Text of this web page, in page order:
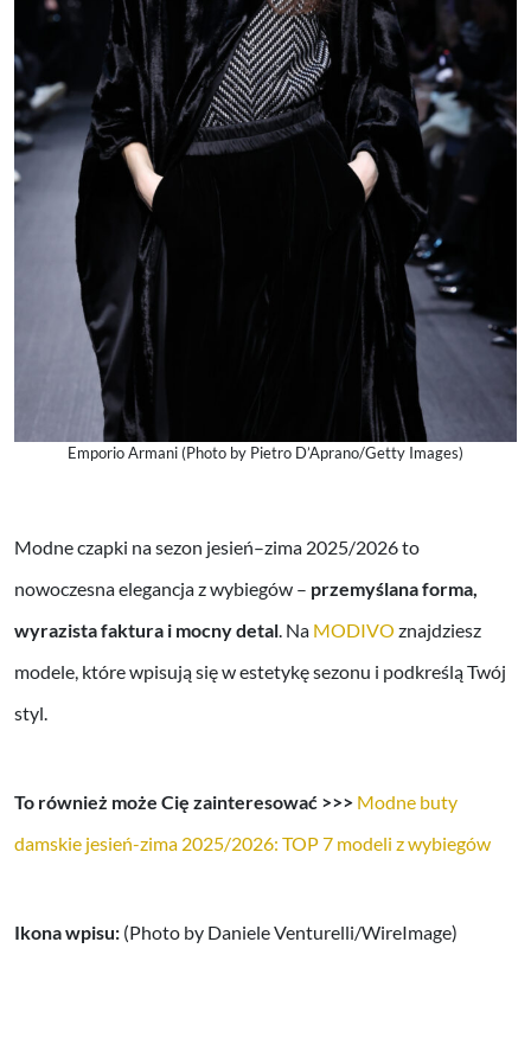
Emporio Armani (Photo by Pietro D’Aprano/Getty Images)
Modne czapki na sezon jesień–zima 2025/2026 to
nowoczesna elegancja z wybiegów – przemyślana forma,
wyrazista faktura i mocny detal. Na MODIVO znajdziesz
modele, które wpisują się w estetykę sezonu i podkreślą Twój
styl.
To również może Cię zainteresować >>> Modne buty
damskie jesień-zima 2025/2026: TOP 7 modeli z wybiegów
Ikona wpisu: (Photo by Daniele Venturelli/WireImage)